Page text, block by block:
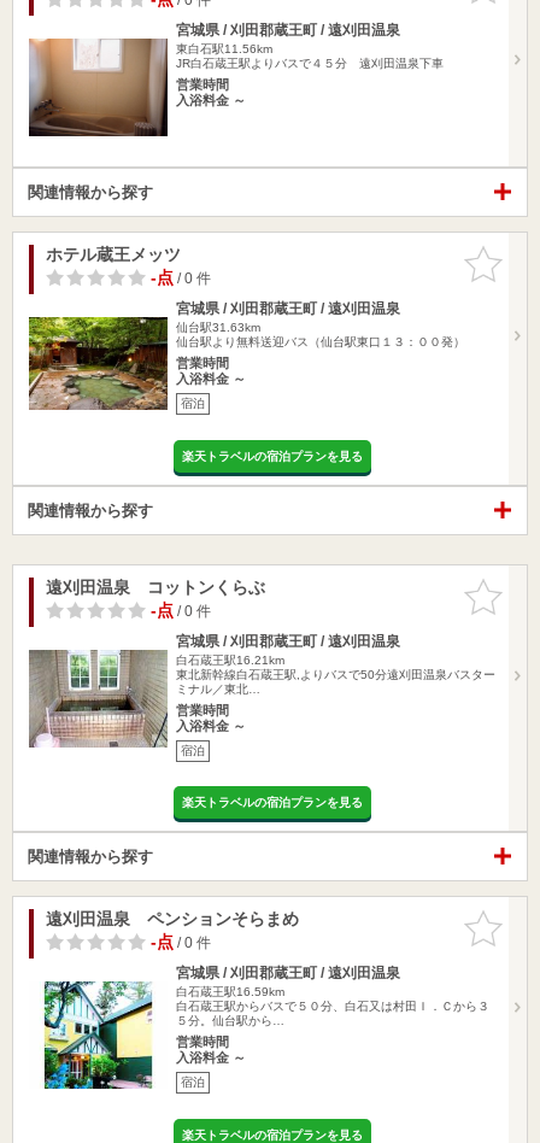
宮城県 / 刈田郡蔵王町 / 遠刈田温泉
東白石駅11.56km
JR白石蔵王駅よりバスで４５分 遠刈田温泉下車
営業時間
入浴料金 ～
関連情報から探す
お気に入
りに追加
ホテル蔵王メッツ
-点 / 0 件
宮城県 / 刈田郡蔵王町 / 遠刈田温泉
仙台駅31.63km
仙台駅より無料送迎バス（仙台駅東口１３：００発）
営業時間
入浴料金 ～
宿泊
楽天トラベルの宿泊プランを見る
関連情報から探す
お気に入
りに追加
遠刈田温泉 コットンくらぶ
-点 / 0 件
宮城県 / 刈田郡蔵王町 / 遠刈田温泉
白石蔵王駅16.21km
東北新幹線白石蔵王駅,よりバスで50分遠刈田温泉バスター
ミナル／東北…
営業時間
入浴料金 ～
宿泊
楽天トラベルの宿泊プランを見る
関連情報から探す
お気に入
りに追加
遠刈田温泉 ペンションそらまめ
-点 / 0 件
宮城県 / 刈田郡蔵王町 / 遠刈田温泉
白石蔵王駅16.59km
白石蔵王駅からバスで５０分、白石又は村田Ｉ．Ｃから３
５分。仙台駅から…
営業時間
入浴料金 ～
宿泊
楽天トラベルの宿泊プランを見る